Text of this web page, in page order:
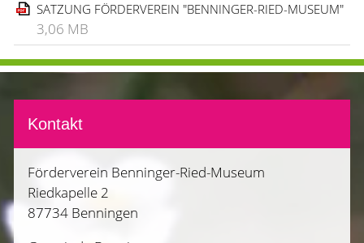
SATZUNG FÖRDERVEREIN "BENNINGER-RIED-MUSEUM"
3,06 MB
Kontakt
Förderverein Benninger-Ried-Museum
Riedkapelle 2
87734 Benningen